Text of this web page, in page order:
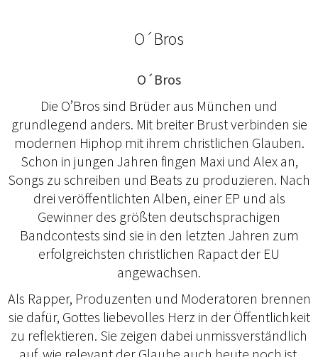
O´Bros
O´Bros
Die O’Bros sind Brüder aus München und
grundlegend anders. Mit breiter Brust verbinden sie
modernen Hiphop mit ihrem christlichen Glauben.
Schon in jungen Jahren fingen Maxi und Alex an,
Songs zu schreiben und Beats zu produzieren. Nach
drei veröffentlichten Alben, einer EP und als
Gewinner des größten deutschsprachigen
Bandcontests sind sie in den letzten Jahren zum
erfolgreichsten christlichen Rapact der EU
angewachsen.
Als Rapper, Produzenten und Moderatoren brennen
sie dafür, Gottes liebevolles Herz in der Öffentlichkeit
zu reflektieren. Sie zeigen dabei unmissverständlich